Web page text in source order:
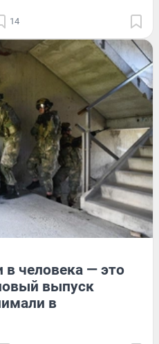
14
человека — это
выпуск
в